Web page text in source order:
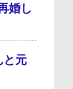
婚し
と元